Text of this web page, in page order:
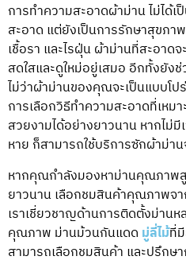
การทำความสะอาดผ้าม่าน ไม่ได้
สะอาด แต่ยังเป็นการรักษาสุขภา
เชื้อรา และไรฝุ่น ผ้าม่านที่สะอาด
สดใสและดูใหม่อยู่เสมอ อีกทั้งยัง
ไม่ว่าผ้าม่านของคุณจะเป็นแบบโ
การเลือกวิธีทำความสะอาดที่เหม
สวยงามได้อย่างยาวนาน หากไม่
หาย ก็สามารถใช้บริการซักผ้าม่า
หากคุณกำลังมองหาม่านคุณภาพสู
ยาวนาน เลือกชมสินค้าคุณภาพจา
เราเชี่ยวชาญด้านการติดตั้งม่าน
คุณภาพ ม่านม้วนกันแดด มู่ลี่ไม้ที่
สามารถเลือกชมสินค้า และปรึกษ